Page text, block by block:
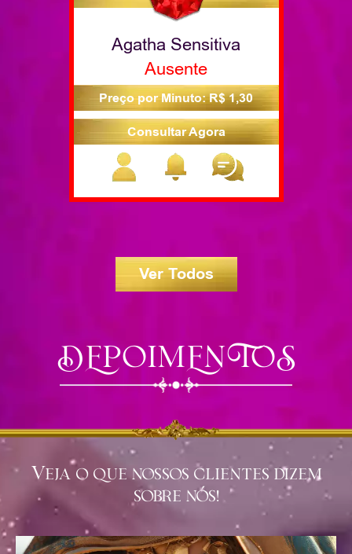
Agatha Sensitiva
Ausente
Preço por Minuto: R$ 1,30
Consultar Agora
Ver Todos
DEPOIMENTOS
Veja o que nossos clientes dizem
sobre nós!